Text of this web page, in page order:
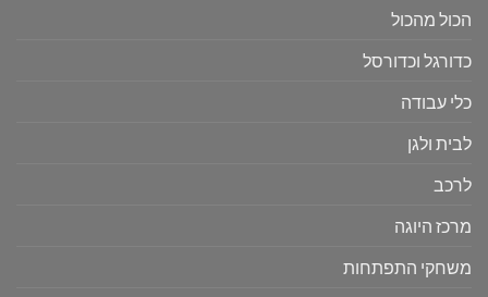
הכול מהכול
כדורגל וכדורסל
כלי עבודה
לבית ולגן
לרכב
מרכז היוגה
משחקי התפתחות